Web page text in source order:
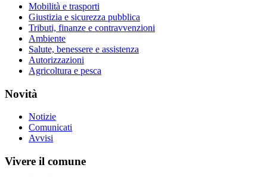
Mobilità e trasporti
Giustizia e sicurezza pubblica
Tributi, finanze e contravvenzioni
Ambiente
Salute, benessere e assistenza
Autorizzazioni
Agricoltura e pesca
Novità
Notizie
Comunicati
Avvisi
Vivere il comune